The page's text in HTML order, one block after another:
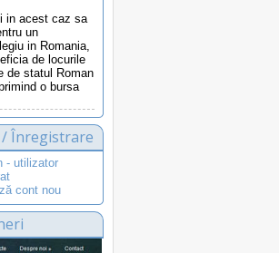
in acest caz sa
un
in Romania,
de locurile
de statul Roman
o bursa
Înregistrare
- utilizator
cont nou